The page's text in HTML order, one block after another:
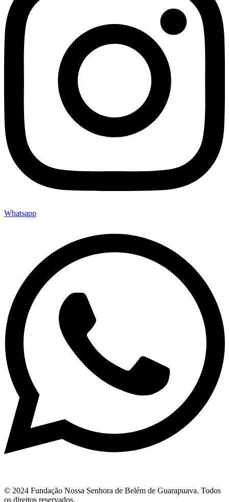
Whatsapp
© 2024 Fundação Nossa Senhora de Belém de Guarapuava. Todos
os direitos reservados.